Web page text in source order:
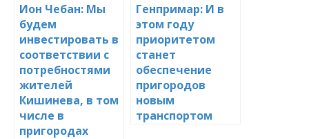
Ион Чебан: Мы
будем
инвестировать в
соответствии с
потребностями
жителей
Кишинева, в том
числе в
пригородах
Генпримар: И в
этом году
приоритетом
станет
обеспечение
пригородов
новым
транспортом